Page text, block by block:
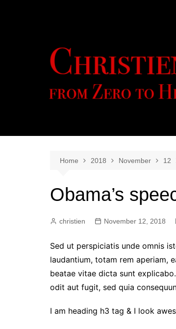
Home 2018 November 12
Obama’s
christien November 12, 2018
Sed ut perspiciatis unde omnis
laudantium, totam rem aperiam,
beatae vitae dicta sunt
odit aut fugit, sed quia
I am heading h3 tag & I look